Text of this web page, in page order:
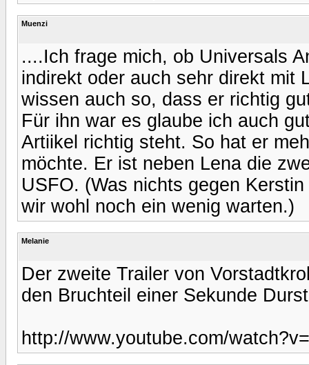
Muenzi
....Ich frage mich, ob Universals
indirekt oder auch sehr direkt mit
wissen auch so, dass er richtig
Für ihn war es glaube ich auch
Artiikel richtig steht. So hat er
möchte. Er ist neben Lena die
USFO. (Was nichts gegen
wir wohl noch ein wenig warten.)
Melanie
Der zweite Trailer von
den Bruchteil einer Sekunde
http://www.youtube.com/